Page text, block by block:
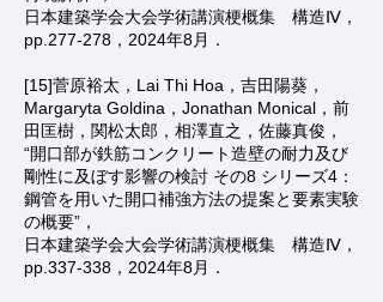
日本建築学会大会学術講演梗概集 構造Ⅳ，
pp.277-278，2024年8月．
[15]菅原裕太，Lai Thi Hoa，吉田陽葵，
Margaryta Goldina，Jonathan Monical，前
田匡樹，関松太郎，相澤直之，佐藤真俊，
“開口部が鉄筋コンクリート造壁の耐力及び
剛性に及ぼす影響の検討 その8 シリーズ4：
鋼管を用いた開口補強方法の提案と要素実験
の概要”，
日本建築学会大会学術講演梗概集 構造Ⅳ，
pp.337-338，2024年8月．